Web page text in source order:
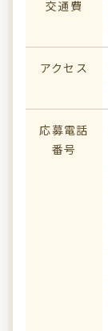
交通費
アクセス
応募電話
番号